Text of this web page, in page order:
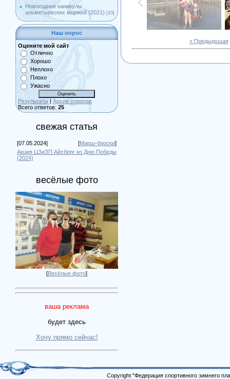
Новогодние каникулы
альметьевских моржей (2021) [10]
Наш опрос
Оцените мой сайт
Отлично
Хорошо
Неплохо
Плохо
Ужасно
Результаты | Архив опросов
Всего ответов: 25
свежая статья
[07.05.2024] [Марш-броски]
Акция ЦЗиЗП Айсберг ко Дню Победы
(2024)
весёлые фото
[Весёлые фото]
ваша реклама
будет здесь
Хочу прямо сейчас!
« Предыдущая
Copyright "Федерация спортивного зимнего